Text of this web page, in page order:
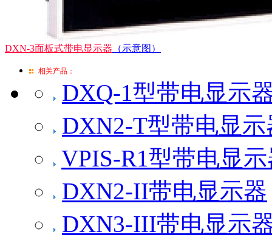
DXN-3面板式带电显示器 （示意图）
相关产品：
DXQ-1型带电显示
DXN2-T型带电显示
VPIS-R1型带电显
DXN2-II带电显示器
DXN3-III带电显示